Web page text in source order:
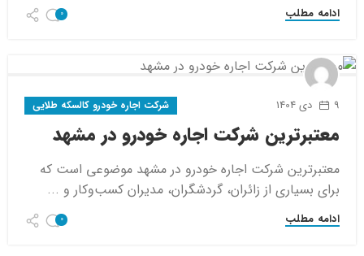
ادامه مطلب 0
9 دی 1404 شرکت اجاره خودرو کالسکه طلایی
معتبرترین شرکت اجاره خودرو در مشهد
معتبرترین شرکت اجاره خودرو در مشهد موضوعی است که
برای بسیاری از زائران، گردشگران، مدیران کسب‌وکار و ...
ادامه مطلب 0